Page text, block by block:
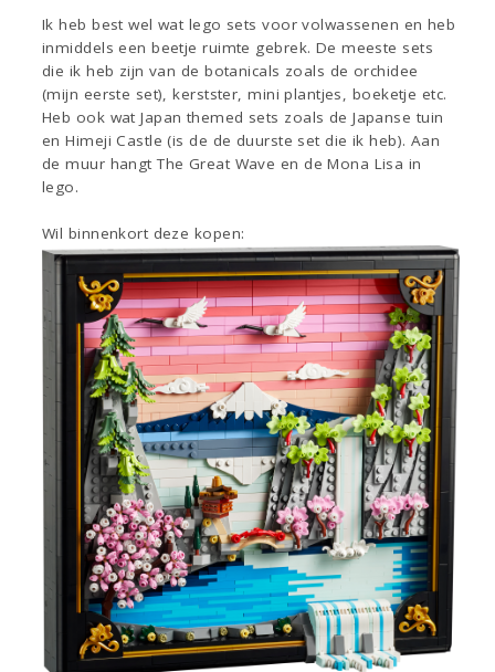
Ik heb best wel wat lego sets voor volwassenen en heb
inmiddels een beetje ruimte gebrek. De meeste sets
die ik heb zijn van de botanicals zoals de orchidee
(mijn eerste set), kerstster, mini plantjes, boeketje etc.
Heb ook wat Japan themed sets zoals de Japanse tuin
en Himeji Castle (is de de duurste set die ik heb). Aan
de muur hangt The Great Wave en de Mona Lisa in
lego.
Wil binnenkort deze kopen: